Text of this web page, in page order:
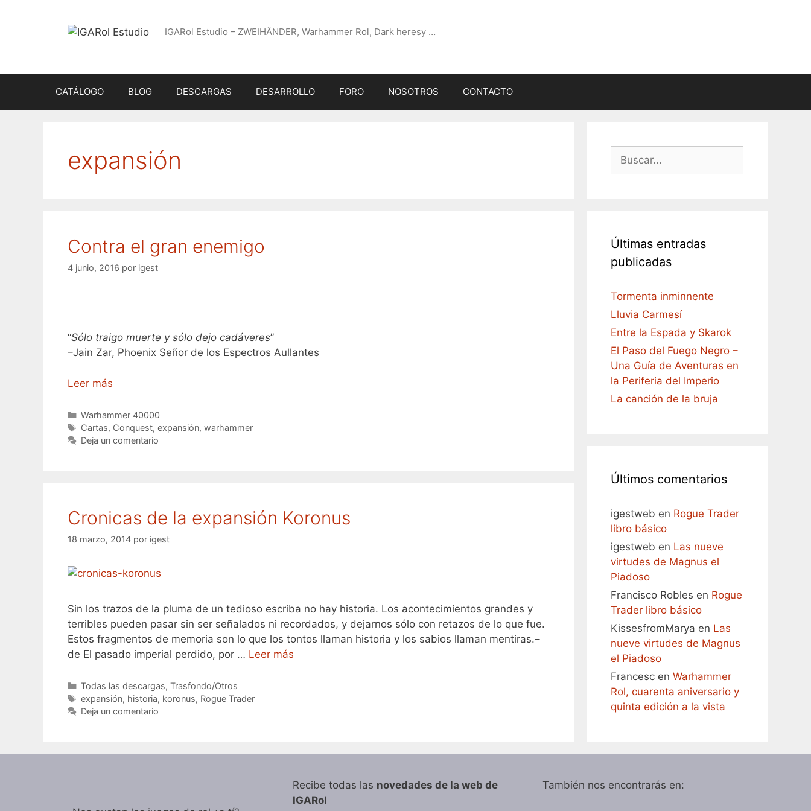
IGARol Estudio – ZWEIHÄNDER, Warhammer Rol, Dark heresy …
CATÁLOGO BLOG DESCARGAS DESARROLLO FORO NOSOTROS CONTACTO
expansión
Contra el gran enemigo
4 junio, 2016 por igest
“Sólo traigo muerte y sólo dejo cadáveres”
–Jain Zar, Phoenix Señor de los Espectros Aullantes
Leer más
Categorías
Warhammer 40000
Etiquetas
Cartas, Conquest, expansión, warhammer
Deja un comentario
Cronicas de la expansión Koronus
18 marzo, 2014 por igest
Sin los trazos de la pluma de un tedioso escriba no hay historia. Los acontecimientos grandes y
terribles pueden pasar sin ser señalados ni recordados, y dejarnos sólo con retazos de lo que fue.
Estos fragmentos de memoria son lo que los tontos llaman historia y los sabios llaman mentiras.–
de El pasado imperial perdido, por … Leer más
Categorías
Todas las descargas, Trasfondo/Otros
Etiquetas
expansión, historia, koronus, Rogue Trader
Deja un comentario
Buscar:
Últimas entradas
publicadas
Tormenta inminnente
Lluvia Carmesí
Entre la Espada y Skarok
El Paso del Fuego Negro –
Una Guía de Aventuras en
la Periferia del Imperio
La canción de la bruja
Últimos comentarios
igestweb en Rogue Trader
libro básico
igestweb en Las nueve
virtudes de Magnus el
Piadoso
Francisco Robles en Rogue
Trader libro básico
KissesfromMarya en Las
nueve virtudes de Magnus
el Piadoso
Francesc en Warhammer
Rol, cuarenta aniversario y
quinta edición a la vista
Recibe todas las novedades de la web de
IGARol
También nos encontrarás en: